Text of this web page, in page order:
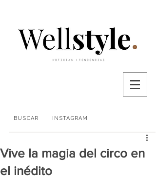
BUSCAR INSTAGRAM
Vive la magia del circo en
el inédito